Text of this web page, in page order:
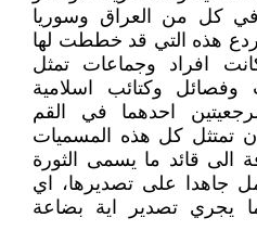
كل من العراق وسوريا
هذه التي قد خططت لها
افراد وجماعات تمثل
وكتائب اسلامية
احدهما في القم
تمتثل كل هذه المسميات
الى قائد ما يسمى الثورة
جاهدا على تصديرها، اي
يجري تصدير اية بضاعة